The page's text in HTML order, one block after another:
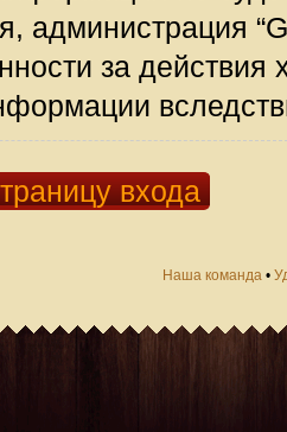
администрация
за
входа
Наша команда •